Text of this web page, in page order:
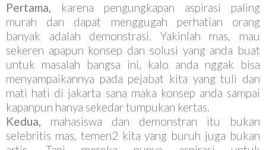
Pertama, karena pengungkapan aspirasi paling
murah dan dapat menggugah perhatian orang
banyak adalah demonstrasi. Yakinlah mas, mau
sekeren apapun konsep dan solusi yang anda buat
untuk masalah bangsa ini, kalo anda nggak bisa
menyampaikannya pada pejabat kita yang tuli dan
mati hati di jakarta sana maka konsep anda sampai
kapanpun hanya sekedar tumpukan kertas.
Kedua, mahasiswa dan demonstran itu bukan
selebritis mas, temen2 kita yang buruh juga bukan